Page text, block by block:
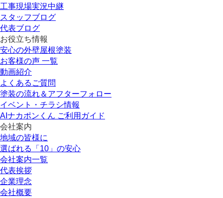
工事現場実況中継
スタッフブログ
代表ブログ
お役立ち情報
安心の外壁屋根塗装
お客様の声 一覧
動画紹介
よくあるご質問
塗装の流れ＆アフターフォロー
イベント・チラシ情報
AIナカポンくん ご利用ガイド
会社案内
地域の皆様に
選ばれる「10」の安心
会社案内一覧
代表挨拶
企業理念
会社概要